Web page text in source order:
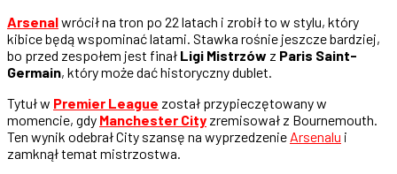
Arsenalwrócił na tron po 22 latach i zrobił to w stylu, który
kibice będą wspominać latami. Stawka rośnie jeszcze bardziej,
bo przed zespołem jest finał Ligi Mistrzów z Paris Saint-
Germain, który może dać historyczny dublet.
Tytuł w Premier League został przypieczętowany w
momencie, gdy Manchester City zremisował z Bournemouth.
Ten wynik odebrał City szansę na wyprzedzenie Arsenalu i
zamknął temat mistrzostwa.